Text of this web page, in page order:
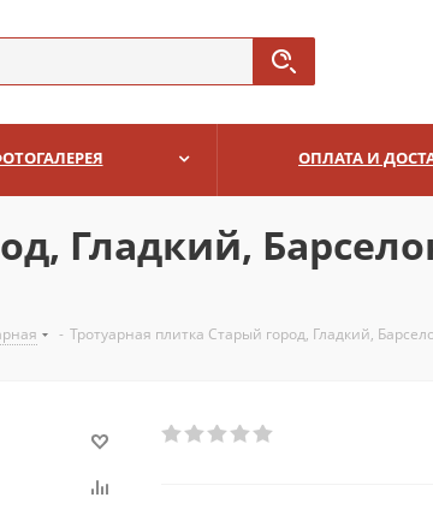
ОПЛАТА И
Гладкий,
- Тротуарная плитка Старый город, Гладкий,